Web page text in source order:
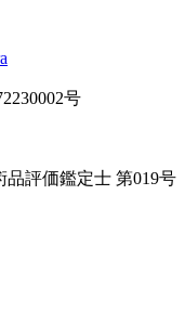
号
評価鑑定士 第019号